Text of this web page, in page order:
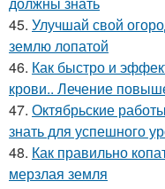
45. Улучшай свой
землю лопатой
46. Как быстро и
крови.. Лечение
47. Октябрьские
знать для успешного
48. Как правильно
мерзлая земля